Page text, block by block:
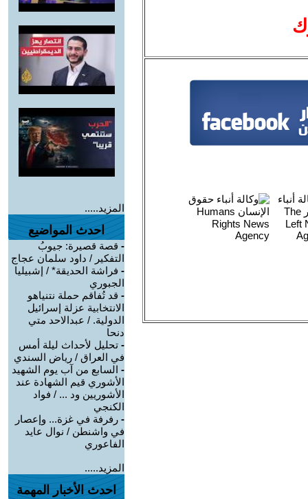
المزيد.....
احدث المواضيع
- قصة قصيرة: جيوبُ
التفكير / داود سلمان عجاج
- فراشة الحديقة* / إشبيليا
الجبوري
- قد تُفاقم حملة نتنياهو
الانتخابية عزلة إسرائيل
الدولية. / عبدالاحد متي
دنحا
- تحليل لأحداث ليلة أمس
في العراق / رياض السندي
- السابع من آب يوم الشهيد
الأشوري قيم الشهادة عند
الأشوريين ود ... / فواد
الكنجي
- رفرفة في غزة... وإعصار
في واشنطن / نوال عايد
الفاعوري
المزيد.....
احدث الأخبار المهمة